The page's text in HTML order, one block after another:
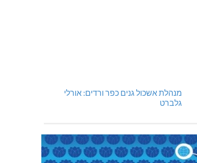
מנהלת אשכול גנים כפר ורדים: אורלי
גלברט